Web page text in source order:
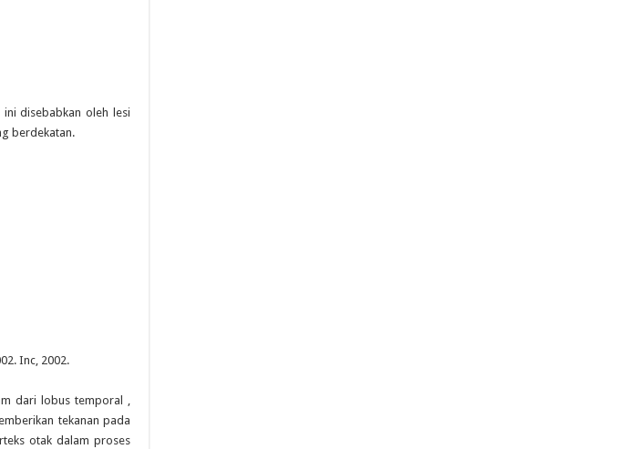
disebabkan oleh lesi
berdekatan.
Inc, 2002.
dari lobus temporal ,
tekanan pada
otak dalam proses